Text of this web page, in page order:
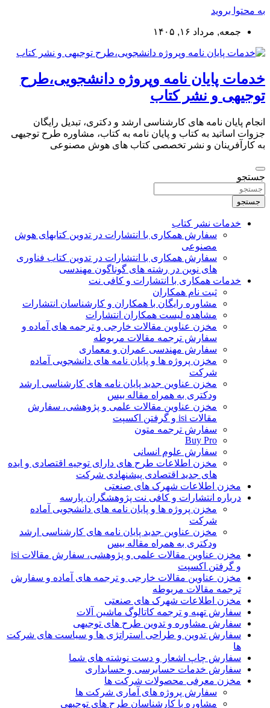
به محتوا بروید
جمعه, مرداد ۱۶, ۱۴۰۵
خدمات پایان نامه وپروژه دانشجویی،طرح
توجیهی و نشر کتاب
انجام پایان نامه های کارشناسی ارشد و دکتری، تبدیل رایگان
جزوات اساتید به کتاب و پایان نامه به کتاب، مشاوره طرح توجیهی
به کارآفرینان و نشر تخصصی کتاب های هوش مصنوعی
جستجو
جستجو
خدمات نشر کتاب
سفارش همکاری با انتشارات در تدوین کتابهای هوش
مصنوعی
سفارش همکاری با انتشارات در تدوین کتاب فناوری
های نوین در رشته های گوناگون مهندسی
خدمات همکاری با انتشارات و کافی نت
ثبت نام همکاران
مشاوره رایگان با همکاران و کارشناسان انتشارات
مشاهده لیست همکاران انتشارات
مخزن عناوین مقالات خارجی و ترجمه های آماده و
سفارش ترجمه مقالات مربوطه
سفارش مهندسی عمران و معماری
مخزن پروژه ها و پایان نامه های دانشجویی آماده
شرکت
مخزن عناوین جدید پایان نامه های کارشناسی ارشد
ودکتری به همراه مقاله بیس
مخزن عناوین مقالات علمی و پژوهشی، سفارش
مقالات isi و گرفتن اکسپت
سفارش ترجمه متون
Buy Pro
سفارش علوم انسانی
مخزن اطلاعات طرح های دارای توجیه اقتصادی و ایده
های جدید اقتصادی پیشنهادی شرکت
مخزن اطلاعات شهرک های صنعتی
درباره انتشارات و کافی نت پژوهشگران پارسه
مخزن پروژه ها و پایان نامه های دانشجویی آماده
شرکت
مخزن عناوین جدید پایان نامه های کارشناسی ارشد
ودکتری به همراه مقاله بیس
مخزن عناوین مقالات علمی و پژوهشی، سفارش مقالات isi
و گرفتن اکسپت
مخزن عناوین مقالات خارجی و ترجمه های آماده و سفارش
ترجمه مقالات مربوطه
مخزن اطلاعات شهرک های صنعتی
سفارش تهیه و ترجمه کاتالوگ ماشین آلات
سفارش مشاوره و تدوین طرح های توجیهی
سفارش تدوین و طراحی استراتژی ها و سیاست های شرکت
ها
سفارش چاپ اشعار و دست نوشته های شما
سفارش خدمات حسابرسی و حسابداری
مخزن معرفی محصولات شرکت ها
سفارش پروژه های آماری شرکت ها
مشاوره با کارشناسان طرح های توجیهی